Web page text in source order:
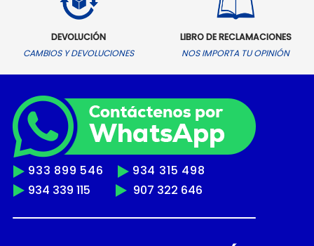
DEVOLUCIÓN
CAMBIOS Y DEVOLUCIONES
LIBRO DE RECLAMACIONES
NOS IMPORTA TU OPINIÓN
933 899 546
934 315 498
934 339 115
907 322 646